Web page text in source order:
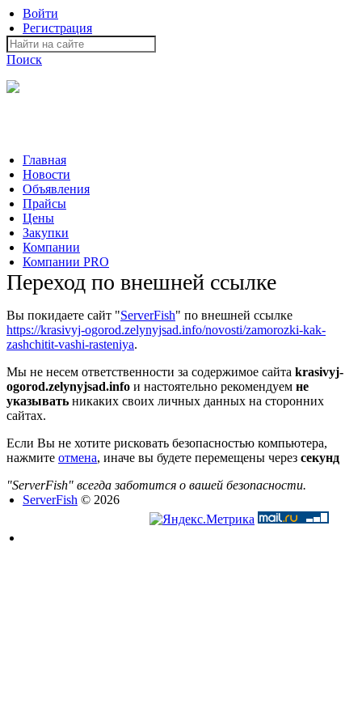
Войти
Регистрация
Поиск
Главная
Новости
Объявления
Прайсы
Цены
Закупки
Компании
Компании PRO
Переход по внешней ссылке
Вы покидаете сайт "ServerFish" по внешней ссылке
https://krasivyj-ogorod.zelynyjsad.info/novosti/zamorozki-kak-
zashchitit-vashi-rasteniya.
Мы не несем ответственности за содержимое сайта krasivyj-
ogorod.zelynyjsad.info и настоятельно рекомендуем не
указывать никаких своих личных данных на сторонних
сайтах.
Если Вы не хотите рисковать безопасностью компьютера,
нажмите отмена, иначе вы будете перемещены через секунд
"ServerFish" всегда заботится о вашей безопасности.
ServerFish © 2026